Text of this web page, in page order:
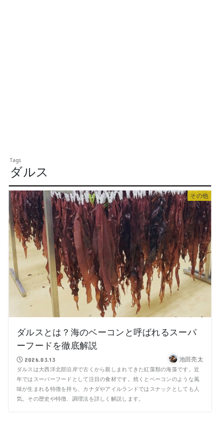
ダルス
その他
ダルスとは？海のベーコンと呼ばれるスーパ
ーフードを徹底解説
2026.03.13 池田亮太
ダルスは大西洋北部沿岸で古くから親しまれてきた紅藻類の海藻です。近
年ではスーパーフードとして注目の食材です。焼くとベーコンのような風
味が生まれる特徴を持ち、カナダやアイルランドではスナックとしても人
気。その歴史や特徴、調理法を詳しく解説します。